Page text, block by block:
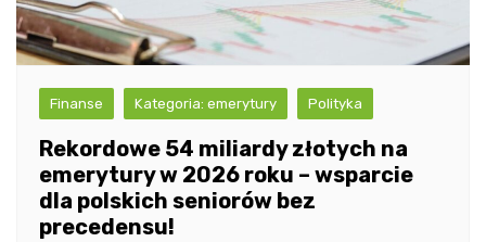
Finanse Kategoria: emerytury Polityka
Rekordowe 54 miliardy złotych na
emerytury w 2026 roku – wsparcie
dla polskich seniorów bez
precedensu!